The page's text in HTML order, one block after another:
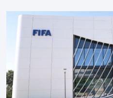
هذه الرسالة التأطيرية
ألحت على ضرورة عقلنة نفقات
الضرورة. […]